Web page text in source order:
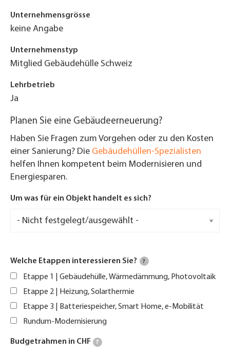
Unternehmensgrösse
keine Angabe
Unternehmenstyp
Mitglied Gebäudehülle Schweiz
Lehrbetrieb
Ja
Planen Sie eine Gebäudeerneuerung?
Haben Sie Fragen zum Vorgehen oder zu den Kosten
einer Sanierung? Die Gebäudehüllen-Spezialisten
helfen Ihnen kompetent beim Modernisieren und
Energiesparen.
Um was für ein Objekt handelt es sich?
Welche Etappen interessieren Sie? ?
Etappe 1 | Gebäudehülle, Wärmedämmung, Photovoltaik
Etappe 2 | Heizung, Solarthermie
Etappe 3 | Batteriespeicher, Smart Home, e-Mobilität
Rundum-Modernisierung
Budgetrahmen in CHF ?